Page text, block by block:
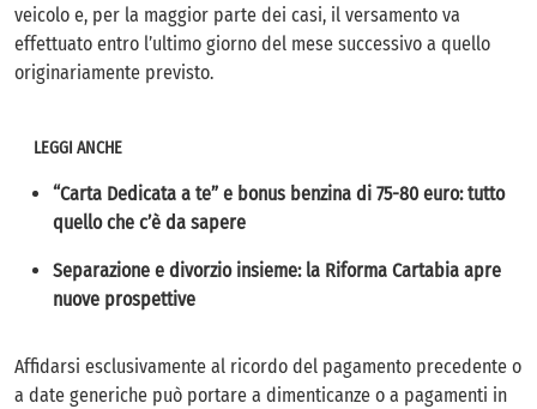
veicolo e, per la maggior parte dei casi, il versamento va
effettuato entro l’ultimo giorno del mese successivo a quello
originariamente previsto.
LEGGI ANCHE
“Carta Dedicata a te” e bonus benzina di 75-80 euro: tutto
quello che c’è da sapere
Separazione e divorzio insieme: la Riforma Cartabia apre
nuove prospettive
Affidarsi esclusivamente al ricordo del pagamento precedente o
a date generiche può portare a dimenticanze o a pagamenti in